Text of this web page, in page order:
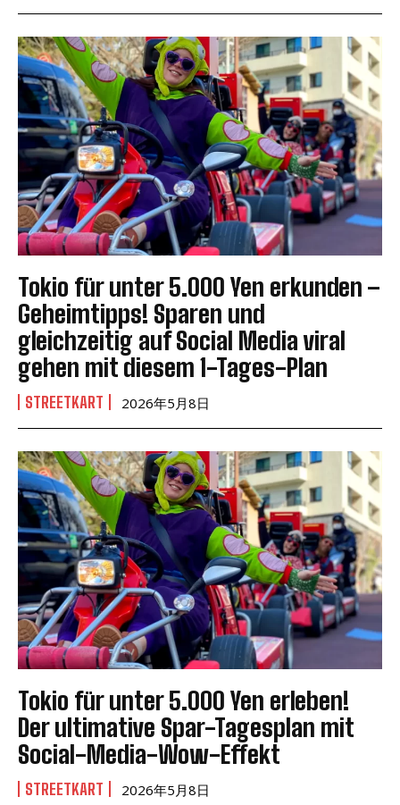
Tokio für unter 5.000 Yen erkunden –
Geheimtipps! Sparen und
gleichzeitig auf Social Media viral
gehen mit diesem 1-Tages-Plan
STREETKART 2026年5月8日
Tokio für unter 5.000 Yen erleben!
Der ultimative Spar-Tagesplan mit
Social-Media-Wow-Effekt
STREETKART 2026年5月8日